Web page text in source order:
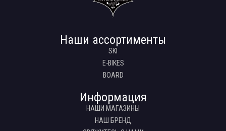
Наши ассортименты
SKI
E-BIKES
BOARD
Информация
НАШИ МАГАЗИНЫ
НАШ БРЕНД